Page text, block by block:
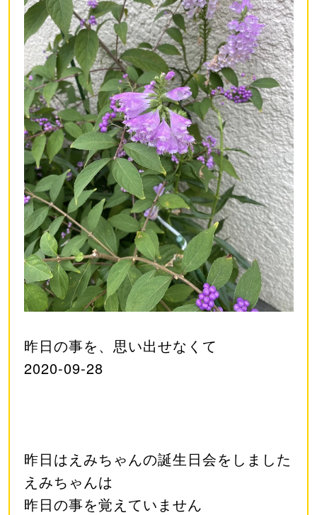
昨日の事を、思い出せなくて
2020-09-28
昨日はえみちゃんの誕生日会をしました
えみちゃんは
昨日の事を覚えていません